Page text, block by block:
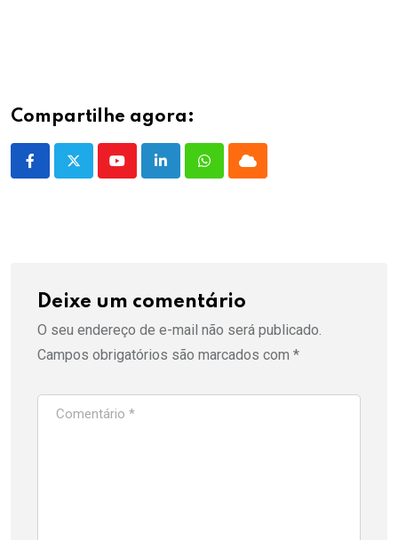
Compartilhe agora:
YoutubeLinkedInWhatsappCloud
Deixe um comentário
O seu endereço de e-mail não será publicado.
Campos obrigatórios são marcados com *